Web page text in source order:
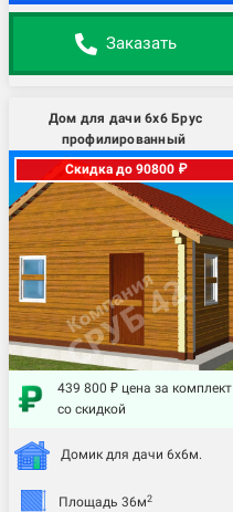
Заказать
Дом для дачи 6х6 Брус
профилированный
Скидка до 90800 ₽
439 800 ₽ цена за комплект
со скидкой
Домик для дачи 6х6м.
Площадь 36м2